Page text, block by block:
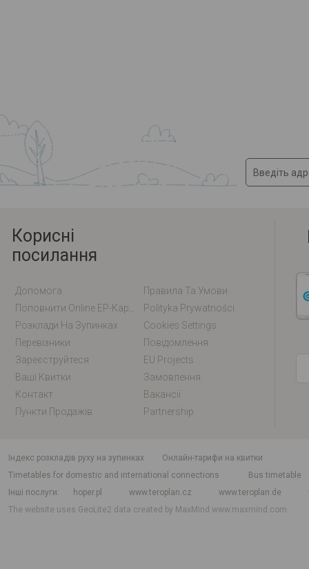
Корисні
посилання
Допомога
Правила Та Умови
Polityka Prywatności
Розклади На Зупинках
Cookies Settings
Перевізники
Повідомлення
Зареєструйтеся
EU Projects
Ваші Квитки
Замовлення
Контакт
Вакансії
Пункти Продажів
Partnership
індекс розкладів руху на зупинках
Онлайн-тарифи на квитки
Timetables for domestic and international connections
Bus timetable
Інші послуги
hoper.pl www.teroplan.cz www.teroplan.de
The website uses GeoLite2 data created by MaxMindwww.maxmind.com